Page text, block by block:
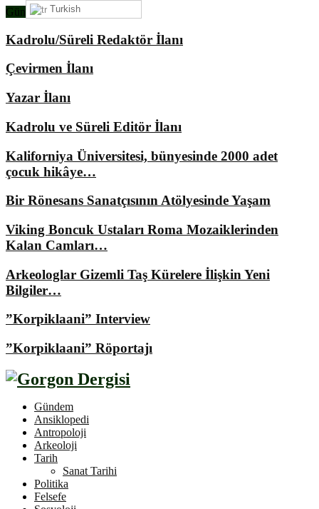
Gündemimizde Ne Var?
Kadrolu/Süreli Redaktör İlanı
Çevirmen İlanı
Yazar İlanı
Kadrolu ve Süreli Editör İlanı
Kaliforniya Üniversitesi, bünyesinde 2000 adet
çocuk hikâye…
Bir Rönesans Sanatçısının Atölyesinde Yaşam
Viking Boncuk Ustaları Roma Mozaiklerinden
Kalan Camları…
Arkeologlar Gizemli Taş Kürelere İlişkin Yeni
Bilgiler…
”Korpiklaani” Interview
”Korpiklaani” Röportajı
Gündem
Ansiklopedi
Antropoloji
Arkeoloji
Tarih
Sanat Tarihi
Politika
Felsefe
Turkish